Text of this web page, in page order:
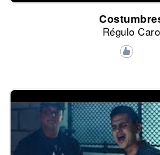
Régulo Caro